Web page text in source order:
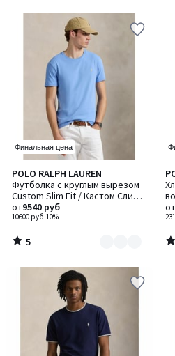
Финальная цена
POLO RALPH LAUREN
Футболка с круглым вырезом
Custom Slim Fit / Кастом Слим
Фит
10600 руб-10%
от9540 руб
5
/
5
Количество
цветов:
3
5
/
от
5
/
5
3
/